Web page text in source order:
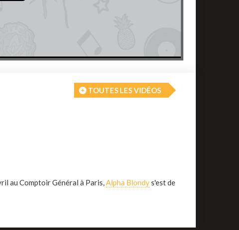
TOUTES LES VIDÉOS
au Comptoir Général à Paris,Alpha Blondys'est de